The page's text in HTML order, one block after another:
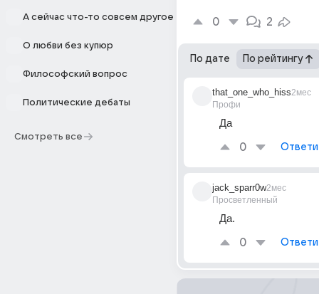
А сейчас что-то совсем другое
О любви без купюр
Философский вопрос
Политические дебаты
Смотреть все
0 2
По дате По рейтингу
that_one_who_hiss
Профи
2мес
Да
0
jack_sparr0w
Просветленный
2мес
Да.
0